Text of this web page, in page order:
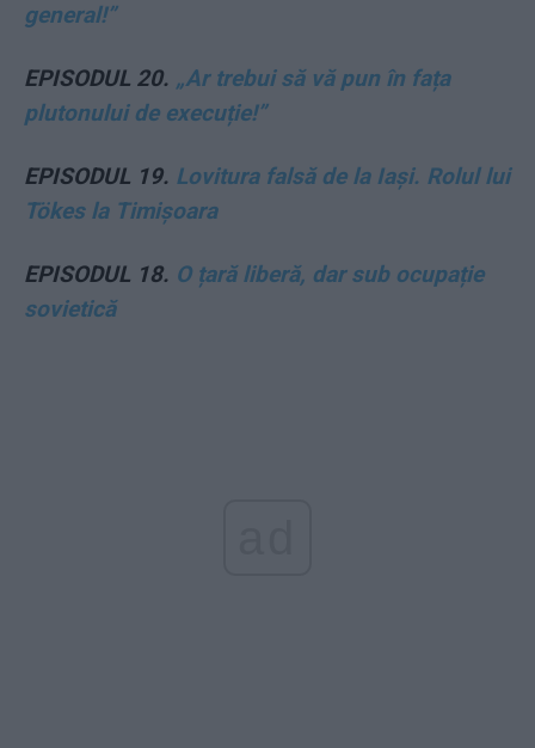
general!”
EPISODUL 20. „Ar trebui să vă pun în fața
plutonului de execuție!”
EPISODUL 19. Lovitura falsă de la Iași. Rolul lui
Tökes la Timișoara
EPISODUL 18. O țară liberă, dar sub ocupație
sovietică